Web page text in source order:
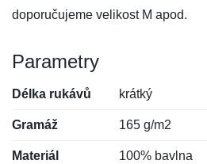
doporučujeme velikost M apod.
Parametry
Délka rukávů krátký
Gramáž 165 g/m2
Materiál 100% bavlna